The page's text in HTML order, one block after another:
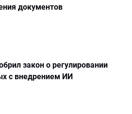
документов
закон о регулировании
с внедрением ИИ